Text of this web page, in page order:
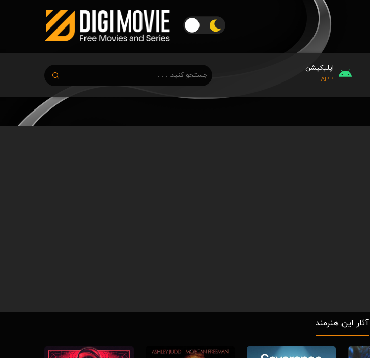
اپلیکیشن
APP
آثار این هنرمند